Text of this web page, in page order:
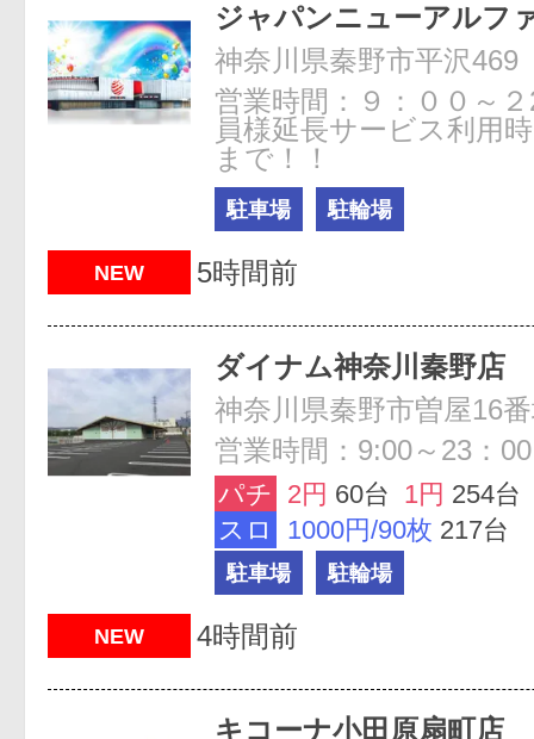
ジャパンニューアル
神奈川県秦野市平沢469
営業時間：９：００～
員様延長サービス利用
まで！！
駐車場 駐輪場
NEW 5時間前
ダイナム神奈川秦野店
神奈川県秦野市曽屋16
営業時間：9:00～23：00
パチ 2円 60台 1円 254台
スロ
1000円/90枚 217台
駐車場 駐輪場
NEW 4時間前
キコーナ小田原扇町店